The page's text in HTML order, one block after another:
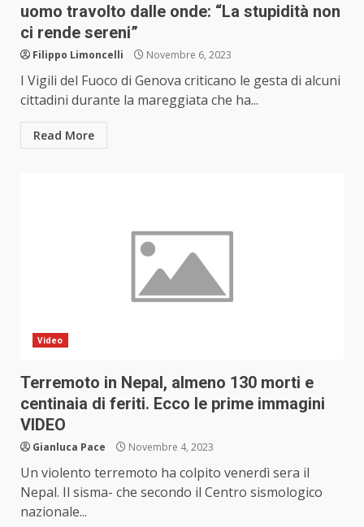
uomo travolto dalle onde: “La stupidità non
ci rende sereni”
Filippo Limoncelli Novembre 6, 2023
I Vigili del Fuoco di Genova criticano le gesta di alcuni
cittadini durante la mareggiata che ha...
Read More
Video
Terremoto in Nepal, almeno 130 morti e
centinaia di feriti. Ecco le prime immagini
VIDEO
Gianluca Pace Novembre 4, 2023
Un violento terremoto ha colpito venerdì sera il
Nepal. Il sisma- che secondo il Centro sismologico
nazionale...